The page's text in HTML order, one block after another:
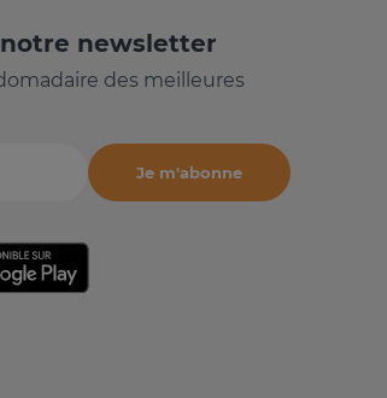
newsletter
des meilleures
Je m'abonne